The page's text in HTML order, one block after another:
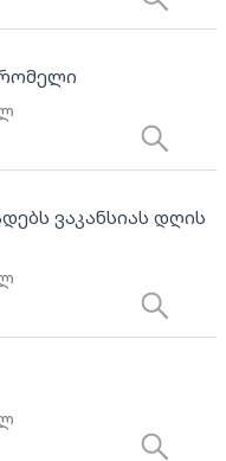
ვაკანსიას დღის